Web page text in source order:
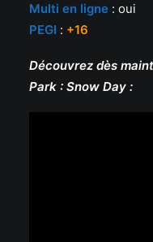
Multi en ligne : oui
PEGI : +16
Découvrez dès
Park : Snow Day :